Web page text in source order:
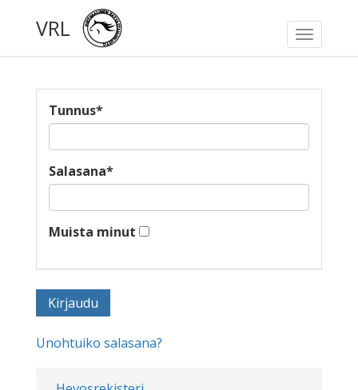
Toggle
VRL
Tunnus*
Salasana*
Muista minut
Unohtuiko salasana?